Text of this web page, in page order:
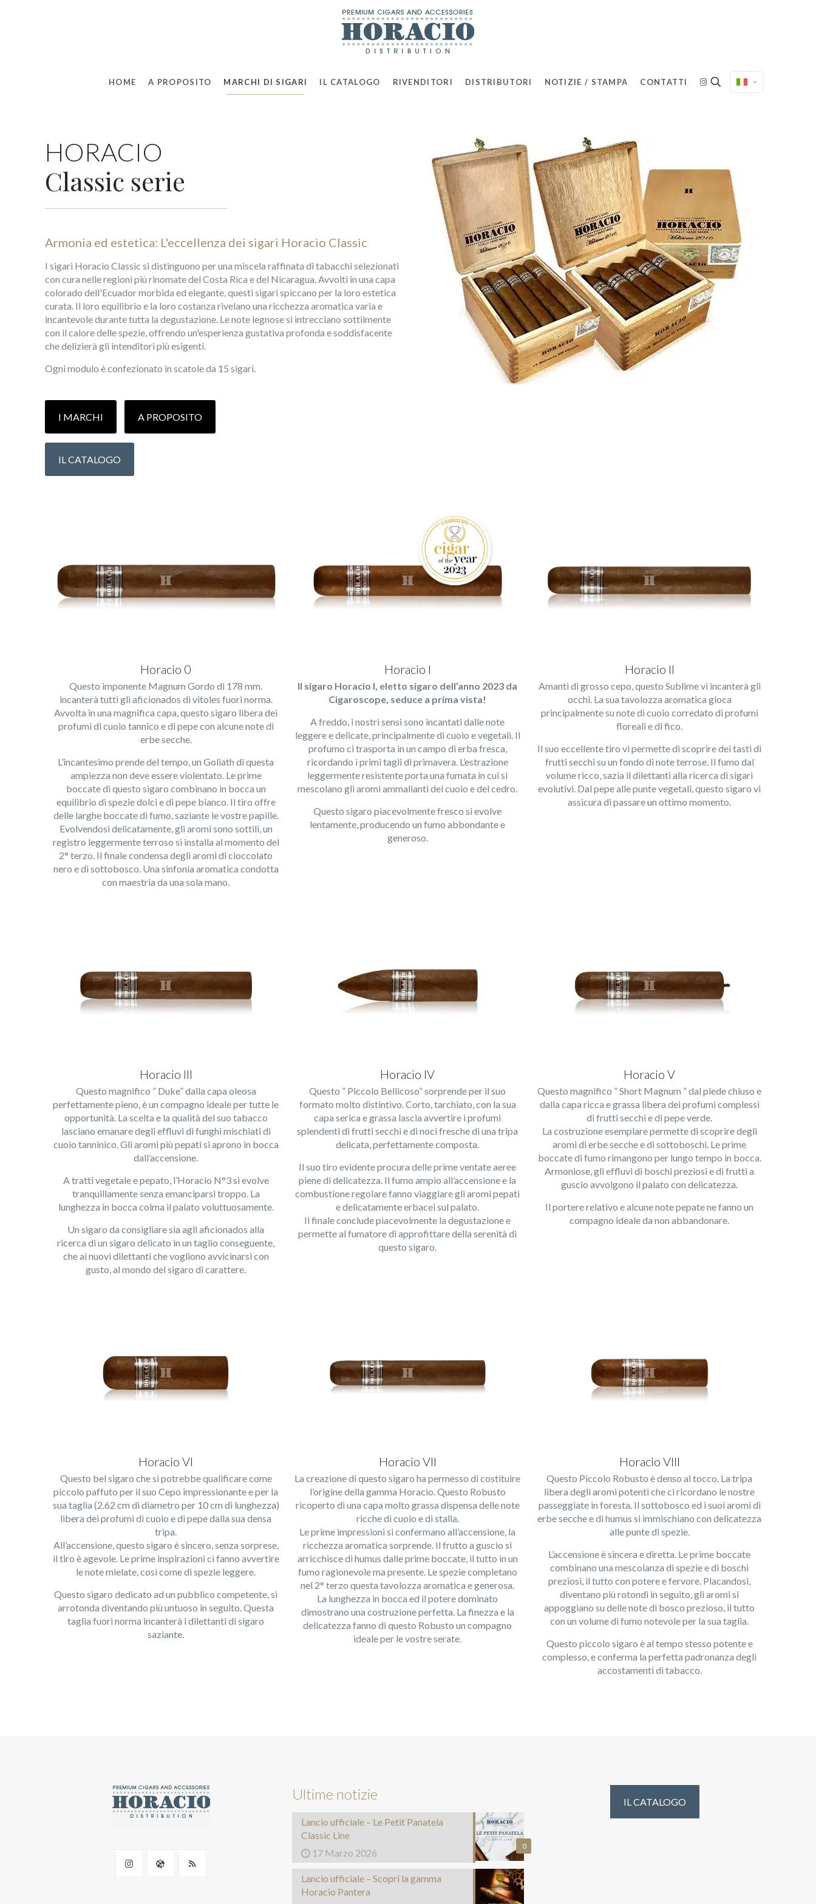
HOME A PROPOSITO MARCHI DI SIGARI IL CATALOGO RIVENDITORI DISTRIBUTORI NOTIZIE / STAMPA CONTATTI
HORACIO
Classic serie
Armonia ed estetica: L'eccellenza dei sigari Horacio Classic
I sigari Horacio Classic si distinguono per una miscela raffinata di tabacchi selezionati
con cura nelle regioni più rinomate del Costa Rica e del Nicaragua. Avvolti in una capa
colorado dell'Ecuador morbida ed elegante, questi sigari spiccano per la loro estetica
curata. Il loro equilibrio e la loro costanza rivelano una ricchezza aromatica varia e
incantevole durante tutta la degustazione. Le note legnose si intrecciano sottilmente
con il calore delle spezie, offrendo un'esperienza gustativa profonda e soddisfacente
che delizierà gli intenditori più esigenti.
Ogni modulo è confezionato in scatole da 15 sigari.
I MARCHI A PROPOSITO
IL CATALOGO
Horacio 0
Questo imponente Magnum Gordo di 178 mm.
incanterà tutti gli aficionados di vitoles fuori norma.
Avvolta in una magnifica capa, questo sigaro libera dei
profumi di cuoio tannico e di pepe con alcune note di
erbe secche.
L’incantesimo prende del tempo, un Goliath di questa
ampiezza non deve essere violentato. Le prime
boccate di questo sigaro combinano in bocca un
equilibrio di spezie dolci e di pepe bianco. Il tiro offre
delle larghe boccate di fumo, saziante le vostre papille.
Evolvendosi delicatamente, gli aromi sono sottili, un
registro leggermente terroso si installa al momento del
2° terzo. Il finale condensa degli aromi di cioccolato
nero e di sottobosco. Una sinfonia aromatica condotta
con maestria da una sola mano.
Horacio I
Il sigaro Horacio I, eletto sigaro dell’anno 2023 da
Cigaroscope, seduce a prima vista!
A freddo, i nostri sensi sono incantati dalle note
leggere e delicate, principalmente di cuoio e vegetali. Il
profumo ci trasporta in un campo di erba fresca,
ricordando i primi tagli di primavera. L’estrazione
leggermente resistente porta una fumata in cui si
mescolano gli aromi ammalianti del cuoio e del cedro.
Questo sigaro piacevolmente fresco si evolve
lentamente, producendo un fumo abbondante e
generoso.
Horacio II
Amanti di grosso cepo, questo Sublime vi incanterà gli
occhi. La sua tavolozza aromatica gioca
principalmente su note di cuoio corredato di profumi
floreali e di fico.
Il suo eccellente tiro vi permette di scoprire dei tasti di
frutti secchi su un fondo di note terrose. Il fumo dal
volume ricco, sazia il dilettanti alla ricerca di sigari
evolutivi. Dal pepe alle punte vegetali, questo sigaro vi
assicura di passare un ottimo momento.
Horacio III
Questo magnifico ” Duke” dalla capa oleosa
perfettamente pieno, è un compagno ideale per tutte le
opportunità. La scelta e la qualità del suo tabacco
lasciano emanare degli effluvi di funghi mischiati di
cuoio tanninico. Gli aromi più pepati si aprono in bocca
dall’accensione.
A tratti vegetale e pepato, l’Horacio N°3 si evolve
tranquillamente senza emanciparsi troppo. La
lunghezza in bocca colma il palato voluttuosamente.
Un sigaro da consigliare sia agli aficionados alla
ricerca di un sigaro delicato in un taglio conseguente,
che ai nuovi dilettanti che vogliono avvicinarsi con
gusto, al mondo del sigaro di carattere.
Horacio IV
Questo ” Piccolo Bellicoso” sorprende per il suo
formato molto distintivo. Corto, tarchiato, con la sua
capa serica e grassa lascia avvertire i profumi
splendenti di frutti secchi e di noci fresche di una tripa
delicata, perfettamente composta.
Il suo tiro evidente procura delle prime ventate aeree
piene di delicatezza. Il fumo ampio all’accensione e la
combustione regolare fanno viaggiare gli aromi pepati
e delicatamente erbacei sul palato.
Il finale conclude piacevolmente la degustazione e
permette al fumatore di approfittare della serenità di
questo sigaro.
Horacio V
Questo magnifico ” Short Magnum ” dal piede chiuso e
dalla capa ricca e grassa libera dei profumi complessi
di frutti secchi e di pepe verde.
La costruzione esemplare permette di scoprire degli
aromi di erbe secche e di sottoboschi. Le prime
boccate di fumo rimangono per lungo tempo in bocca.
Armoniose, gli effluvi di boschi preziosi e di frutti a
guscio avvolgono il palato con delicatezza.
Il portere relativo e alcune note pepate ne fanno un
compagno ideale da non abbandonare.
Horacio VI
Questo bel sigaro che si potrebbe qualificare come
piccolo paffuto per il suo Cepo impressionante e per la
sua taglia (2.62 cm di diametro per 10 cm di lunghezza)
libera dei profumi di cuoio e di pepe dalla sua densa
tripa.
All’accensione, questo sigaro è sincero, senza sorprese,
il tiro è agevole. Le prime inspirazioni ci fanno avvertire
le note mielate, così come di spezie leggere.
Questo sigaro dedicato ad un pubblico competente, si
arrotonda diventando più untuoso in seguito. Questa
taglia fuori norma incanterà i dilettanti di sigaro
saziante.
Horacio VII
La creazione di questo sigaro ha permesso di costituire
l’origine della gamma Horacio. Questo Robusto
ricoperto di una capa molto grassa dispensa delle note
ricche di cuoio e di stalla.
Le prime impressioni si confermano all’accensione, la
ricchezza aromatica sorprende. Il frutto a guscio si
arricchisce di humus dalle prime boccate, il tutto in un
fumo ragionevole ma presente. Le spezie completano
nel 2° terzo questa tavolozza aromatica e generosa.
La lunghezza in bocca ed il potere dominato
dimostrano una costruzione perfetta. La finezza e la
delicatezza fanno di questo Robusto un compagno
ideale per le vostre serate.
Horacio VIII
Questo Piccolo Robusto è denso al tocco. La tripa
libera degli aromi potenti che ci ricordano le nostre
passeggiate in foresta. Il sottobosco ed i suoi aromi di
erbe secche e di humus si immischiano con delicatezza
alle punte di spezie.
L’accensione è sincera e diretta. Le prime boccate
combinano una mescolanza di spezie e di boschi
preziosi, il tutto con potere e fervore. Placandosi,
diventano più rotondi in seguito, gli aromi si
appoggiano su delle note di bosco prezioso, il tutto
con un volume di fumo notevole per la sua taglia.
Questo piccolo sigaro è al tempo stesso potente e
complesso, e conferma la perfetta padronanza degli
accostamenti di tabacco.
Ultime notizie
0
Lancio ufficiale – Le Petit Panatela
Classic Line
17 Marzo 2026
Lancio ufficiale – Scopri la gamma
Horacio Pantera
IL CATALOGO